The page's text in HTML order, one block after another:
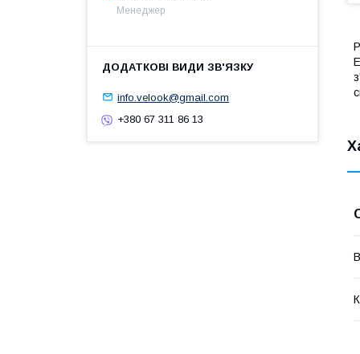
Менеджер
info.velook@gmail.com
+380 67 311 86 13